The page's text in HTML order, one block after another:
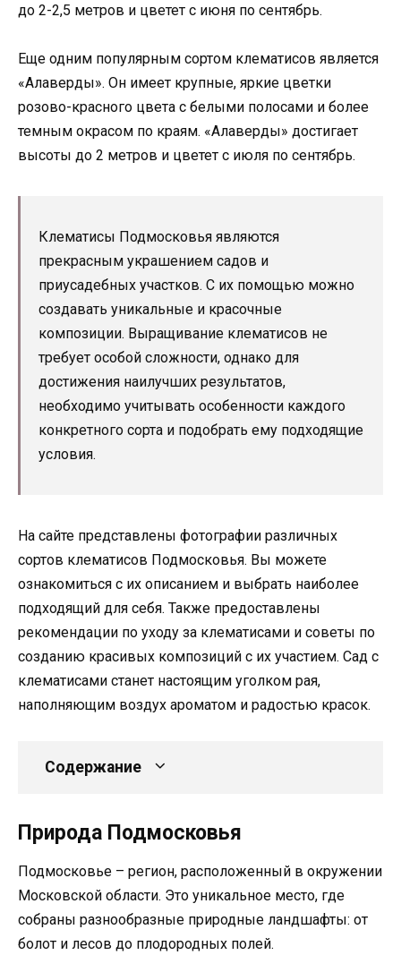
до 2-2,5 метров и цветет с июня по сентябрь.
Еще одним популярным сортом клематисов является
«Алаверды». Он имеет крупные, яркие цветки
розово-красного цвета с белыми полосами и более
темным окрасом по краям. «Алаверды» достигает
высоты до 2 метров и цветет с июля по сентябрь.
Клематисы Подмосковья являются
прекрасным украшением садов и
приусадебных участков. С их помощью можно
создавать уникальные и красочные
композиции. Выращивание клематисов не
требует особой сложности, однако для
достижения наилучших результатов,
необходимо учитывать особенности каждого
конкретного сорта и подобрать ему подходящие
условия.
На сайте представлены фотографии различных
сортов клематисов Подмосковья. Вы можете
ознакомиться с их описанием и выбрать наиболее
подходящий для себя. Также предоставлены
рекомендации по уходу за клематисами и советы по
созданию красивых композиций с их участием. Сад с
клематисами станет настоящим уголком рая,
наполняющим воздух ароматом и радостью красок.
Содержание
Природа Подмосковья
Подмосковье – регион, расположенный в окружении
Московской области. Это уникальное место, где
собраны разнообразные природные ландшафты: от
болот и лесов до плодородных полей.